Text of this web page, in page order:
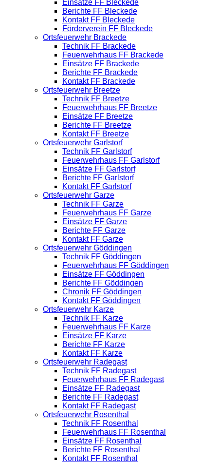
Einsätze FF Bleckede
Berichte FF Bleckede
Kontakt FF Bleckede
Förderverein FF Bleckede
Ortsfeuerwehr Brackede
Technik FF Brackede
Feuerwehrhaus FF Brackede
Einsätze FF Brackede
Berichte FF Brackede
Kontakt FF Brackede
Ortsfeuerwehr Breetze
Technik FF Breetze
Feuerwehrhaus FF Breetze
Einsätze FF Breetze
Berichte FF Breetze
Kontakt FF Breetze
Ortsfeuerwehr Garlstorf
Technik FF Garlstorf
Feuerwehrhaus FF Garlstorf
Einsätze FF Garlstorf
Berichte FF Garlstorf
Kontakt FF Garlstorf
Ortsfeuerwehr Garze
Technik FF Garze
Feuerwehrhaus FF Garze
Einsätze FF Garze
Berichte FF Garze
Kontakt FF Garze
Ortsfeuerwehr Göddingen
Technik FF Göddingen
Feuerwehrhaus FF Göddingen
Einsätze FF Göddingen
Berichte FF Göddingen
Chronik FF Göddingen
Kontakt FF Göddingen
Ortsfeuerwehr Karze
Technik FF Karze
Feuerwehrhaus FF Karze
Einsätze FF Karze
Berichte FF Karze
Kontakt FF Karze
Ortsfeuerwehr Radegast
Technik FF Radegast
Feuerwehrhaus FF Radegast
Einsätze FF Radegast
Berichte FF Radegast
Kontakt FF Radegast
Ortsfeuerwehr Rosenthal
Technik FF Rosenthal
Feuerwehrhaus FF Rosenthal
Einsätze FF Rosenthal
Berichte FF Rosenthal
Kontakt FF Rosenthal